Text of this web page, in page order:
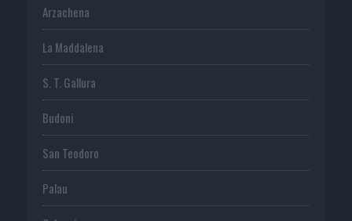
Arzachena
La Maddalena
S. T. Gallura
Budoni
San Teodoro
Palau